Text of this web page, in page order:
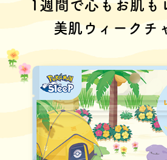
1週間で心もお肌も
美肌ウィークチ